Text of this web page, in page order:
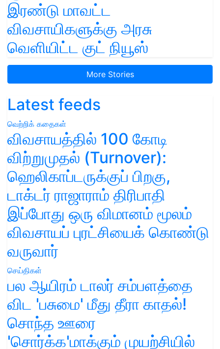
இரண்டு மாவட்ட
விவசாயிகளுக்கு அரசு
வெளியிட்ட குட் நியூஸ்
More Stories
Latest feeds
வெற்றிக் கதைகள்
விவசாயத்தில் 100 கோடி
விற்றுமுதல் (Turnover):
ஹெலிகாப்டருக்குப் பிறகு,
டாக்டர் ராஜாராம் திரிபாதி
இப்போது ஒரு விமானம் மூலம்
விவசாயப் புரட்சியைக் கொண்டு
வருவார்
செய்திகள்
பல ஆயிரம் டாலர் சம்பளத்தை
விட 'பசுமை' மீது தீரா காதல்!
சொந்த ஊரை
'சொர்க்க'மாக்கும் முயற்சியில்